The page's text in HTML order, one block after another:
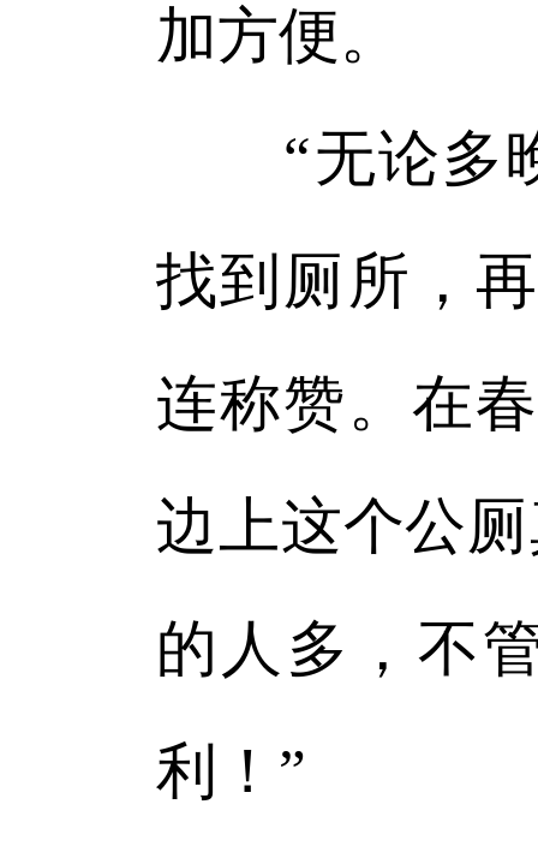
加方便。
“无论多晚
找到厕所，
连称赞。在
边上这个公
的人多，不
利！”